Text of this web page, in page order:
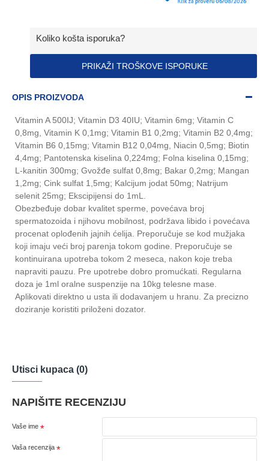
Koliko košta isporuka?
PRIKAŽI TROŠKOVE ISPORUKE
OPIS PROIZVODA
Vitamin A 500IJ; Vitamin D3 40IU; Vitamin 6mg; Vitamin C
0,8mg, Vitamin K 0,1mg; Vitamin B1 0,2mg; Vitamin B2 0,4mg;
Vitamin B6 0,15mg; Vitamin B12 0,04mg, Niacin 0,5mg; Biotin
4,4mg; Pantotenska kiselina 0,224mg; Folna kiselina 0,15mg;
L-kanitin 300mg; Gvožđe sulfat 0,8mg; Bakar 0,2mg; Mangan
1,2mg; Cink sulfat 1,5mg; Kalcijum jodat 50mg; Natrijum
selenit 25mg; Ekscipijensi do 1mL.
Obezbeđuje dobar kvalitet sperme, povećava broj
spermatozoida i njihovu mobilnost, podržava libido i povećava
procenat oplođenih jajnih ćelija. Preporučuje se kod mužjaka
koji imaju veći broj parenja tokom godine. Preporučuje se
kontinuirana upotreba tokom 2 meseca, nakon koje treba
napraviti pauzu. Pre upotrebe dobro promućkati. Regularna
doza je 1ml oralne suspenzije na 10kg telesne mase.
Aplikovati direktno u usta ili dodavanjem u hranu. Za precizno
doziranje koristiti priloženi dozator.
Utisci kupaca (0)
NAPIŠITE RECENZIJU
Vaše ime
Vaša recenzija